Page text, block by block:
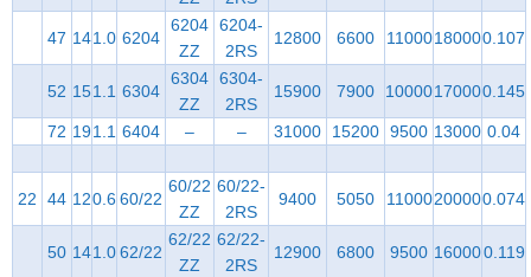
47 141.0 6204
6204
ZZ
6204-
2RS
12800 6600 11000180000.107
52 151.1 6304
6304
ZZ
6304-
2RS
15900 7900 10000170000.145
72 191.1 6404 – – 31000 15200 9500 13000 0.04
22 44 120.660/22
60/22
ZZ
60/22-
2RS
9400 5050 11000200000.074
50 141.062/22
62/22
ZZ
62/22-
2RS
12900 6800 9500 160000.119